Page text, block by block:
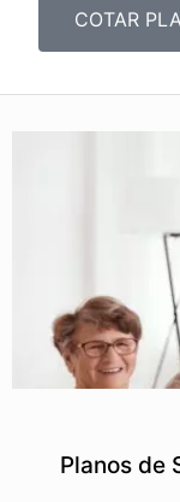
COTAR
Planos de